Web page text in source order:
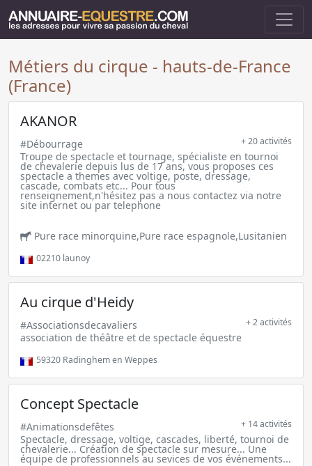
Métiers du cirque - hauts-de-France
(France)
AKANOR
#Débourrage + 20 activités
Troupe de spectacle et tournage, spécialiste en tournoi
de chevalerie depuis lus de 17 ans, vous proposes ces
spectacle a themes avec voltige, poste, dressage,
cascade, combats etc... Pour tous
renseignement,n'hésitez pas a nous contactez via notre
site internet ou par telephone
Pure race minorquine,Pure race espagnole,Lusitanien
02210 launoy
Au cirque d'Heidy
#Associationsdecavaliers + 2 activités
association de théâtre et de spectacle équestre
59320 Radinghem en Weppes
Concept Spectacle
#Animationsdefêtes + 14 activités
Spectacle, dressage, voltige, cascades, liberté, tournoi de
chevalerie... Création de spectacle sur mesure... Une
équipe de professionnels au sevices de vos événements...